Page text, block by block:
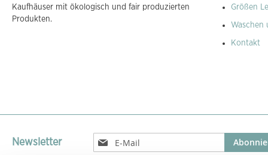
Kaufhäuser mit ökologisch und fair produzierten
Produkten.
Größen
Waschen
Kontakt
Newsletter
Melden
Sie